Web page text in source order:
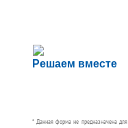
Решаем вместе
Сложности с
Сообщите об этом
* Данная форма не предназначена